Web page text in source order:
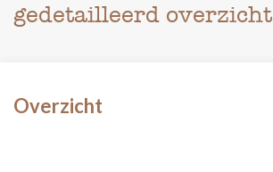
gedetailleerd overzicht
Overzicht